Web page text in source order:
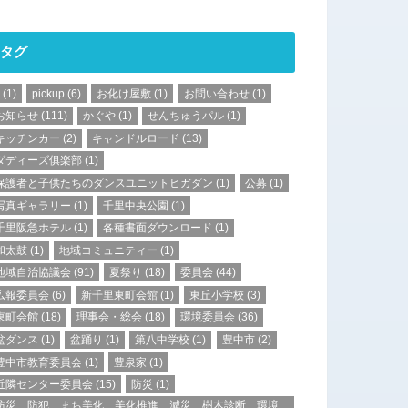
タグ
(1) pickup (6) お化け屋敷 (1) お問い合わせ(1)
知らせ (111) かぐや (1) せんちゅうパル (1)
ッチンカー (2) キャンドルロード (13)
ディーズ俱楽部 (1)
護者と子供たちのダンスユニットヒガダン (1) 公募 (1)
真ギャラリー (1) 千里中央公園 (1)
里阪急ホテル (1) 各種書面ダウンロード (1)
太鼓 (1) 地域コミュニティー (1)
域自治協議会 (91) 夏祭り (18) 委員会 (44)
報委員会 (6) 新千里東町会館 (1) 東丘小学校 (3)
町会館 (18) 理事会・総会 (18) 環境委員会 (36)
ダンス (1) 盆踊り (1) 第八中学校 (1) 豊中市(2)
中市教育委員会 (1) 豊泉家 (1)
隣センター委員会 (15) 防災 (1)
災、防犯、まち美化、美化推進、減災、樹木診断、環境